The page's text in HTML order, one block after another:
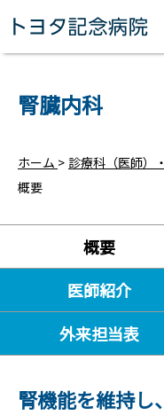
腎臓内科
ホーム > 診療科（医師）
概要
概要
医師紹介
外来担当表
腎機能を維持し